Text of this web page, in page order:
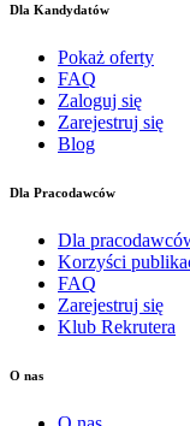
Dla Kandydatów
Pokaż oferty
FAQ
Zaloguj się
Zarejestruj się
Blog
Dla Pracodawców
Dla
Korzyści
FAQ
Zarejestruj się
Klub Rekrutera
O nas